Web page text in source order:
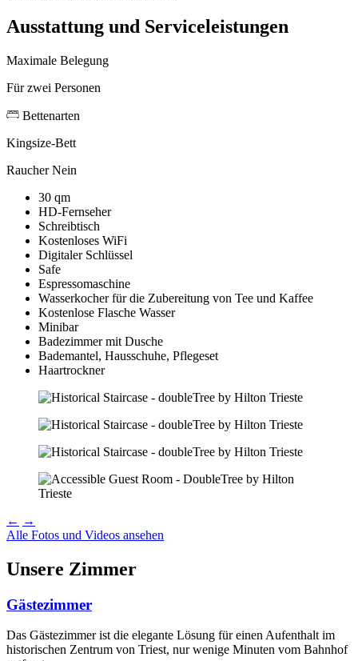
Ausstattung und Serviceleistungen
Maximale Belegung
Für zwei Personen
Bettenarten
Kingsize-Bett
Raucher Nein
30 qm
HD-Fernseher
Schreibtisch
Kostenloses WiFi
Digitaler Schlüssel
Safe
Espressomaschine
Wasserkocher für die Zubereitung von Tee und Kaffee
Kostenlose Flasche Wasser
Minibar
Badezimmer mit Dusche
Bademantel, Hausschuhe, Pflegeset
Haartrockner
← →
Alle Fotos und Videos ansehen
Unsere Zimmer
Gästezimmer
Das Gästezimmer ist die elegante Lösung für einen Aufenthalt im
historischen Zentrum von Triest, nur wenige Minuten vom Bahnhof